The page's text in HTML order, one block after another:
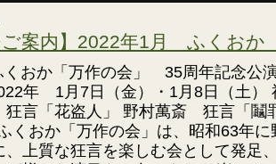
ご案内】2022年1月 ふくおか
「万作の会」 35周年記念公演
年 1月7日（金）・1月8日（土）
言「花盗人」 野村萬斎 狂言「鬮
おか「万作の会」は、昭和63年に
、上質な狂言を楽しむ会として発足